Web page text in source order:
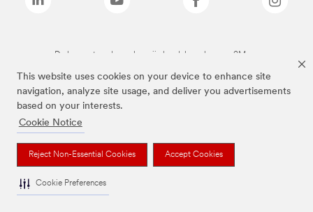
This website uses cookies on your device to enhance site
navigation, analyze site usage, and deliver you advertisements
based on your interests.
Cookie Notice
Reject Non-Essential Cookies Accept Cookies
Cookie Preferences
De bovenstaande merken zijn handelsmerken van 3M.we